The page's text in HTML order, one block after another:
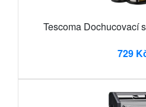
Tescoma Dochucovací
729